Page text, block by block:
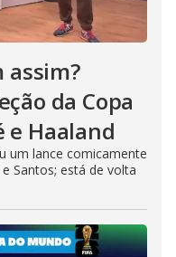
assim?
da Copa
e Haaland
um lance comicamente
Santos; está de volta